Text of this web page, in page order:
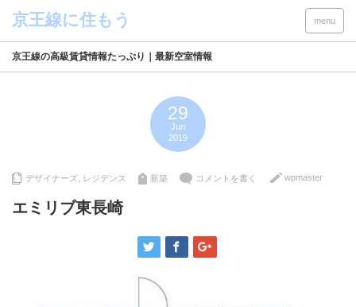
menu
京王線の高級賃貸情報たっぷり｜最新空室情報
29
Jun
2019
デザイナーズ レジデンス 新築 コメントを書く wpmaster
エミリブ東長崎